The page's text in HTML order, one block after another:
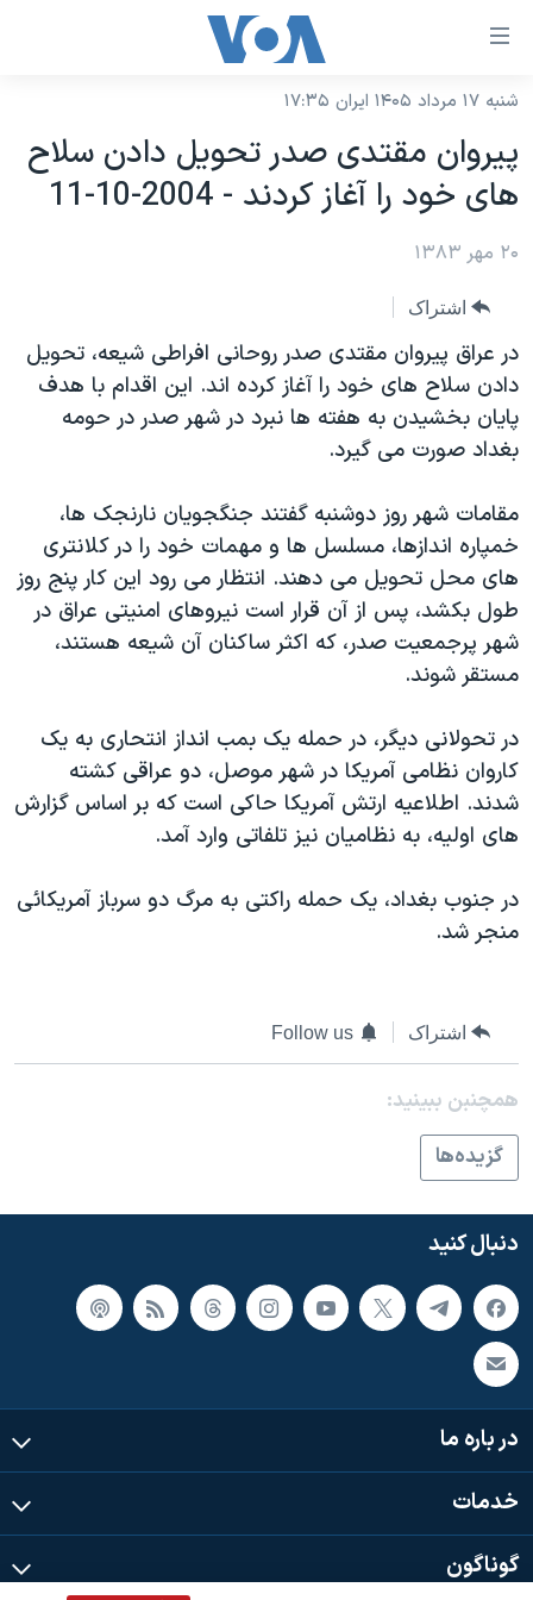
لینکهای
دسترسی
جهش
به
محتوای
اصلی
جهش
اصلی
جهش
به
جستجو
نسخه سبک وب‌سایت
موضوع ها
ایران
آمریکا
جهان
ورزشی
گزیده‌ها
ویدیوها
فرهنگ و زندگی
حقوق شهروندی
اقتصادی
علم و فناوری
اسرائیل در جنگ
گالری عکس
آرشیو پخش زنده
برنامه های تلویزیونی
جدول برنامه ها
صفحه‌های ویژه
جام جهانی ۲۰۲۶
عملیات خشم حماسی
بایگانی برنامه‌های تلویزیونی
مستندها
انتخابات ریاست جمهوری آمریکا ۲۰۲۴
حمله جمهوری اسلامی به اسرائیل
رمز مهسا
ورزش زنان در ایران
اعتراضات زن، زندگی، آزادی
مجموعه مستندهای دادخواهی
دادگاه حمید نوری
چهل سال گروگان‌گیری
اعتراضات مردمی آبان ۹۸
اسرائیل در جنگ
نرگس محمدی برنده جایزه نوبل صلح
همایش محافظه‌کاران آمریکا «سی‌پک»
سفر پرزیدنت ترامپ به چین
فرکانس‌های صدای آمریکا
پخش رادیویی
دنبال کنید
شنبه ۱۷ مرداد ۱۴۰۵ ایران ۱۷:۳۵
پيروان مقتدی صدر تحويل دادن سلاح
های خود را آغاز کردند - 2004-10-11
۲۰ مهر ۱۳۸۳
اشتراک
در عراق پيروان مقتدی صدر روحانی افراطی شيعه، تحويل
دادن سلاح های خود را آغاز کرده اند. اين اقدام با هدف
پايان بخشيدن به هفته ها نبرد در شهر صدر در حومه
بغداد صورت می گيرد.
مقامات شهر روز دوشنبه گفتند جنگجويان نارنجک ها،
خمپاره اندازها، مسلسل ها و مهمات خود را در کلانتری
های محل تحويل می دهند. انتظار می رود اين کار پنج روز
طول بکشد، پس از آن قرار است نيروهای امنيتی عراق در
شهر پرجمعيت صدر، که اکثر ساکنان آن شيعه هستند،
مستقر شوند.
در تحولانی ديگر، در حمله يک بمب انداز انتحاری به يک
کاروان نظامی آمريکا در شهر موصل، دو عراقی کشته
شدند. اطلاعيه ارتش آمريکا حاکی است که بر اساس گزارش
های اوليه، به نظاميان نيز تلفاتی وارد آمد.
در جنوب بغداد، يک حمله راکتی به مرگ دو سرباز آمريکائی
منجر شد.
اشتراک Follow us
همچنبن ببینید:
گزيده‌ها
دنبال کنید
در باره ما
خدمات
گوناگون